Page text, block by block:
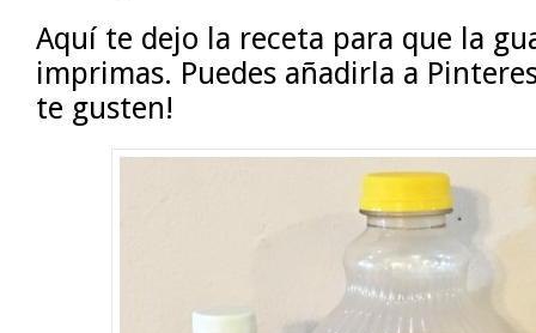
Aquí te dejo la receta para que la
imprimas. Puedes añadirla a
te gusten!